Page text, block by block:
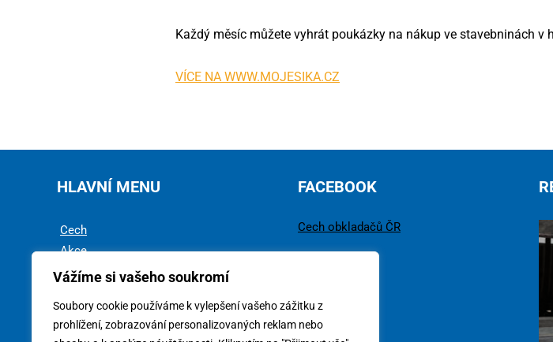
Vážíme si vašeho soukromí
Soubory cookie používáme k vylepšení vašeho zážitku z
prohlížení, zobrazování personalizovaných reklam nebo
Každý měsíc můžete vyhrát poukázky na nákup ve stavebninách v
VÍCE NA WWW.MOJESIKA.CZ
HLAVNÍ MENU
Cech
Akce
Rady a tipy
Ke stažení
FACEBOOK
Cech obkladačů ČR